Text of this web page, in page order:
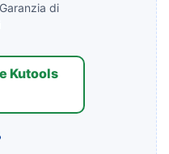
di
Kutools